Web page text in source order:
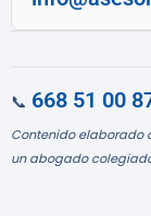
📞 668 51 00
Contenido elaborado
un abogado